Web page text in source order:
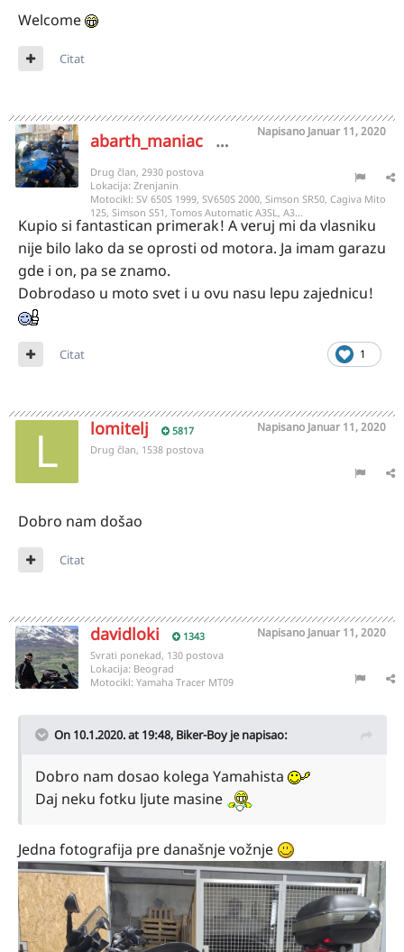
Welcome
Citat
abarth_maniac 7527
Napisano Januar 11, 2020
Drug član, 2930 postova
Lokacija: Zrenjanin
Motocikl: SV 650S 1999, SV650S 2000, Simson SR50, Cagiva Mito
125, Simson S51, Tomos Automatic A3SL, A3...
Kupio si fantastican primerak! A veruj mi da vlasniku
nije bilo lako da se oprosti od motora. Ja imam garazu
gde i on, pa se znamo.
Dobrodaso u moto svet i u ovu nasu lepu zajednicu!
1
Citat
lomitelj 5817 Napisano Januar 11, 2020
Drug član, 1538 postova
Dobro nam došao
Citat
davidloki 1343 Napisano Januar 11, 2020
Svrati ponekad, 130 postova
Lokacija: Beograd
Motocikl: Yamaha Tracer MT09
On 10.1.2020. at 19:48, Biker-Boy je napisao:
Dobro nam dosao kolega Yamahista
Daj neku fotku ljute masine
Jedna fotografija pre današnje vožnje